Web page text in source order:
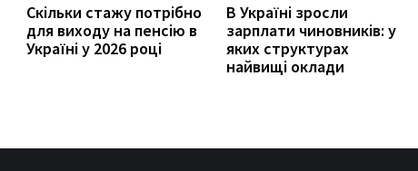
Скільки стажу потрібно
для виходу на пенсію в
Україні у 2026 році
В Україні зросли
зарплати чиновників: у
яких структурах
найвищі оклади